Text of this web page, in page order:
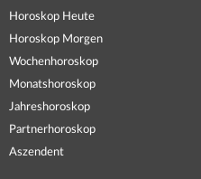
Horoskop Heute
Horoskop Morgen
Wochenhoroskop
Monatshoroskop
Jahreshoroskop
Partnerhoroskop
Aszendent